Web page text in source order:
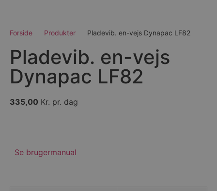
Forside Produkter Pladevib. en-vejs Dynapac LF82
Pladevib. en-vejs
Dynapac LF82
335,00 Kr. pr. dag
Se brugermanual